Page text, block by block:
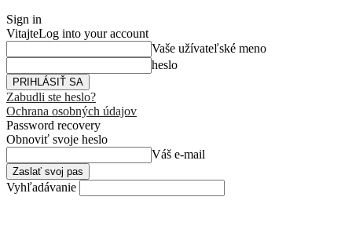
Sign in
VitajteLog into your account
Vaše užívateľské meno
heslo
Zabudli ste heslo?
Ochrana osobných údajov
Password recovery
Obnoviť svoje heslo
Váš e-mail
Vyhľadávanie